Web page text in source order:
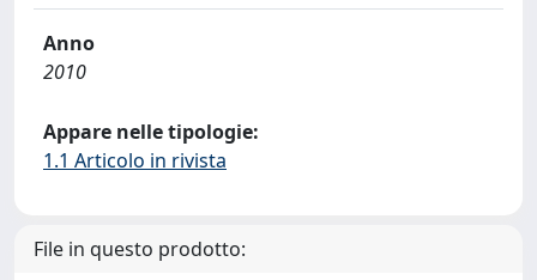
Anno
2010
Appare nelle tipologie:
1.1 Articolo in rivista
File in questo prodotto: